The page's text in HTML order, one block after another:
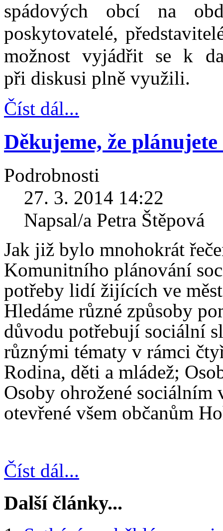
spádových obcí na
poskytovatelé,
možnost vyjádřit se k
při diskusi plně využili.
Číst dál...
Děkujeme, že
Podrobnosti
27. 3. 2014 14:22
Napsal/a Petra Štěpová
Jak již bylo mnohokrát
Komunitního plánování
potřeby lidí žijících ve
Hledáme různé způsoby
důvodu potřebují sociální
různými tématy v rámci
Rodina, děti a mládež;
Osoby ohrožené
otevřené všem občanům
Číst dál...
Další články...